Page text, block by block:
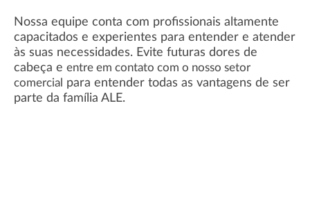
Nossa equipe conta com profissionais altamente
capacitados e experientes para entender e atender
às suas necessidades. Evite futuras dores de
cabeça e entre em contato com o nosso setor
comercial
para entender todas as vantagens de ser
parte da família ALE.